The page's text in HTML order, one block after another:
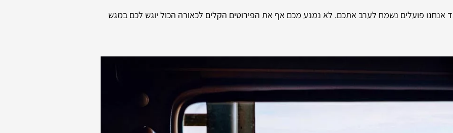
אנחנו פועלים נשמח לערב אתכם. לא נמנע מכם אף את הפירוטים הקלים לכאורה הכול יוגש לכם במגש